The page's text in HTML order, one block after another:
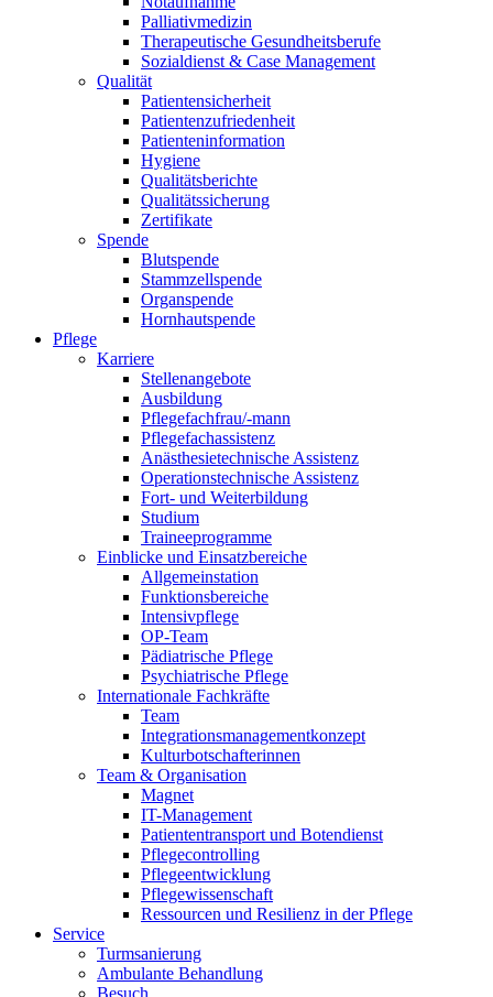
Palliativmedizin
Therapeutische Gesundheitsberufe
Sozialdienst & Case Management
Qualität
Patientensicherheit
Patientenzufriedenheit
Patienteninformation
Hygiene
Qualitätsberichte
Qualitätssicherung
Zertifikate
Spende
Blutspende
Stammzellspende
Organspende
Hornhautspende
Pflege
Karriere
Stellenangebote
Ausbildung
Pflegefachfrau/-mann
Pflegefachassistenz
Anästhesietechnische Assistenz
Operationstechnische Assistenz
Fort- und Weiterbildung
Studium
Traineeprogramme
Einblicke und Einsatzbereiche
Allgemeinstation
Funktionsbereiche
Intensivpflege
OP-Team
Pädiatrische Pflege
Psychiatrische Pflege
Internationale Fachkräfte
Team
Integrationsmanagementkonzept
Kulturbotschafterinnen
Team & Organisation
Magnet
IT-Management
Patiententransport und Botendienst
Pflegecontrolling
Pflegeentwicklung
Pflegewissenschaft
Ressourcen und Resilienz in der Pflege
Service
Turmsanierung
Ambulante Behandlung